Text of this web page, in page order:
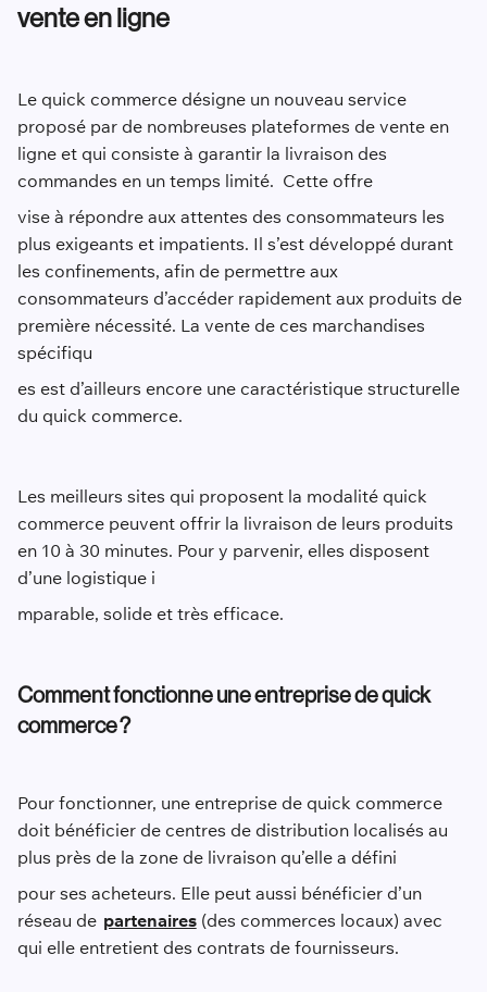
vente en ligne
Le quick commerce désigne un nouveau service
proposé par de nombreuses plateformes de vente en
ligne et qui consiste à garantir la livraison des
commandes en un temps limité. Cette offre
vise à répondre aux attentes des consommateurs les
plus exigeants et impatients. Il s’est développé durant
les confinements, afin de permettre aux
consommateurs d’accéder rapidement aux produits de
première nécessité. La vente de ces marchandises
spécifiqu
es est d’ailleurs encore une caractéristique structurelle
du quick commerce.
Les meilleurs sites qui proposent la modalité quick
commerce peuvent offrir la livraison de leurs produits
en 10 à 30 minutes. Pour y parvenir, elles disposent
d’une logistique i
mparable, solide et très efficace.
Comment fonctionne une entreprise de quick
commerce ?
Pour fonctionner, une entreprise de quick commerce
doit bénéficier de centres de distribution localisés au
plus près de la zone de livraison qu’elle a défini
pour ses acheteurs. Elle peut aussi bénéficier d’un
réseau de partenaires(des commerces locaux) avec
qui elle entretient des contrats de fournisseurs.